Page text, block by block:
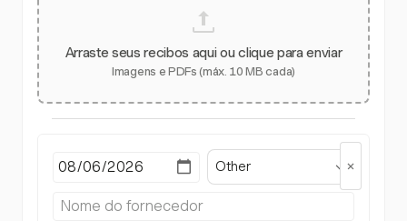
Arraste seus recibos aqui ou clique para enviar
Imagens e PDFs (máx. 10 MB cada)
Other